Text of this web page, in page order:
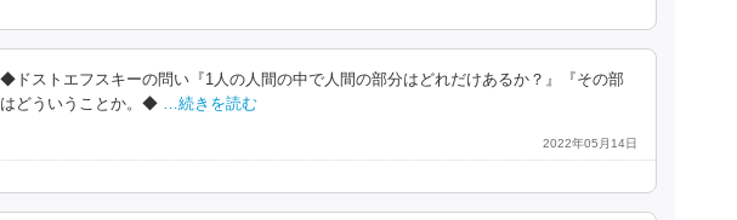
ストエフスキーの問い『1人の人間の中で人間の部分はどれだけあるか？』『その部
どういうことか。◆ …続きを読む
2022年05月14日